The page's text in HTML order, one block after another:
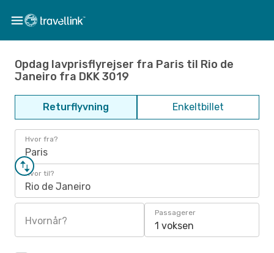
Opdag lavprisflyrejser fra Paris til Rio de
Janeiro fra DKK 3019
Returflyvning Enkeltbillet
Hvor fra?
Paris
Hvor til?
Rio de Janeiro
Hvornår?
Passagerer
1 voksen